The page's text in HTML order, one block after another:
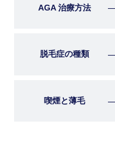
AGA 治療方法
脱毛症の種類
喫煙と薄毛